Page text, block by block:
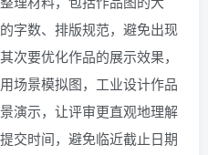
字数、排版规范，避免出现
次要优化作品的展示效果，
场景模拟图，工业设计作品
演示，让评审更直观地理解
交时间，避免临近截止日期